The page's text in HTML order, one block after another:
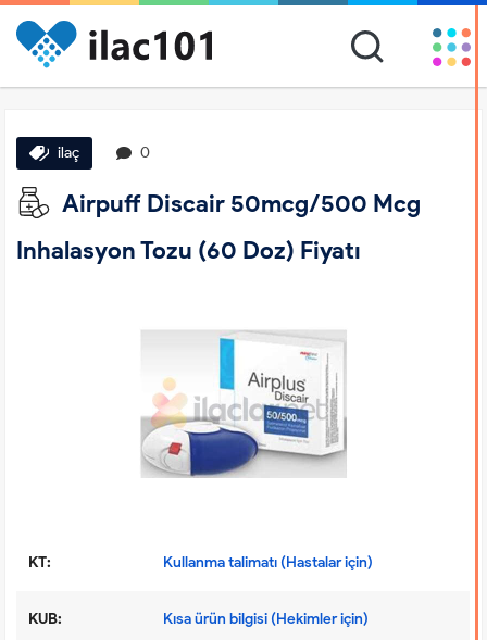
ilaç 0
Airpuff Discair 50mcg/500 Mcg
Inhalasyon Tozu (60 Doz) Fiyatı
KT: Kullanma talimatı (Hastalar için)
KUB: Kısa ürün bilgisi (Hekimler için)